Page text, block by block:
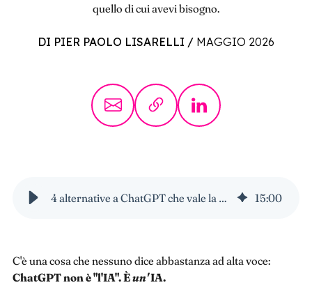
quello di cui avevi bisogno.
DI PIER PAOLO LISARELLI / MAGGIO 2026
4 alternative a ChatGPT che vale la pena usare 15:00
C'è una cosa che nessuno dice abbastanza ad alta voce:
ChatGPT non è "l'IA". Èun'IA.